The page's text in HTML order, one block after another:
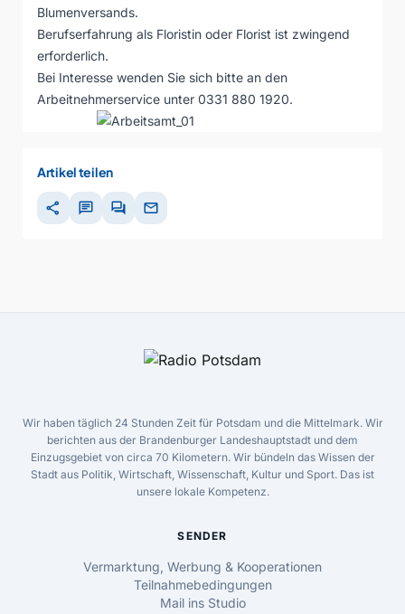
Blumenversands.
Berufserfahrung als Floristin oder Florist ist zwingend
erforderlich.
Bei Interesse wenden Sie sich bitte an den
Arbeitnehmerservice unter 0331 880 1920.
Artikel teilen
share chat forum mail
Wir haben täglich 24 Stunden Zeit für Potsdam und die Mittelmark. Wir
berichten aus der Brandenburger Landeshauptstadt und dem
Einzugsgebiet von circa 70 Kilometern. Wir bündeln das Wissen der
Stadt aus Politik, Wirtschaft, Wissenschaft, Kultur und Sport. Das ist
unsere lokale Kompetenz.
SENDER
Vermarktung, Werbung & Kooperationen
Teilnahmebedingungen
Mail ins Studio